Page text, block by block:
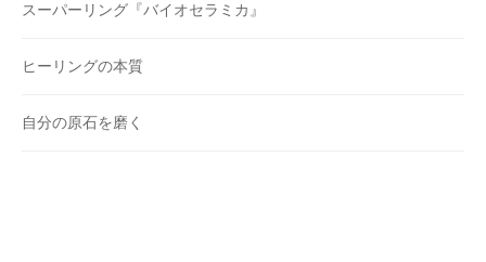
スーパーリング『バイオセラミカ』
ヒーリングの本質
自分の原石を磨く